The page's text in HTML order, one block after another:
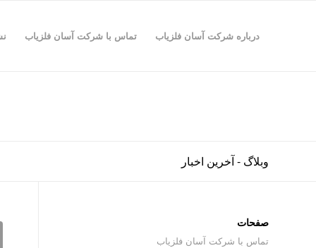
درباره شرکت آسان فلزیاب تماس با شرکت آسان فلزیاب
وبلاگ - آخرین اخبار
صفحات
تماس با شرکت آسان فلزیاب